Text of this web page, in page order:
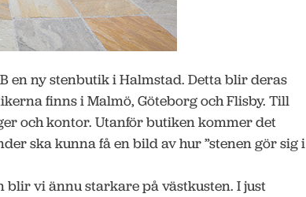
en ny stenbutik i Halmstad. Detta blir deras
finns i Malmö, Göteborg och Flisby. Till
och kontor. Utanför butiken kommer det
ska kunna få en bild av hur ”stenen gör sig i
blir vi ännu starkare på västkusten. I just